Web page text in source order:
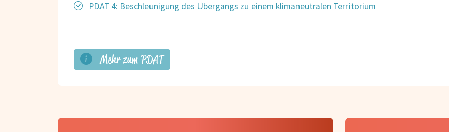
PDAT 4: Beschleunigung des Übergangs zu einem klimaneutralen Territorium
Mehr zum PDAT